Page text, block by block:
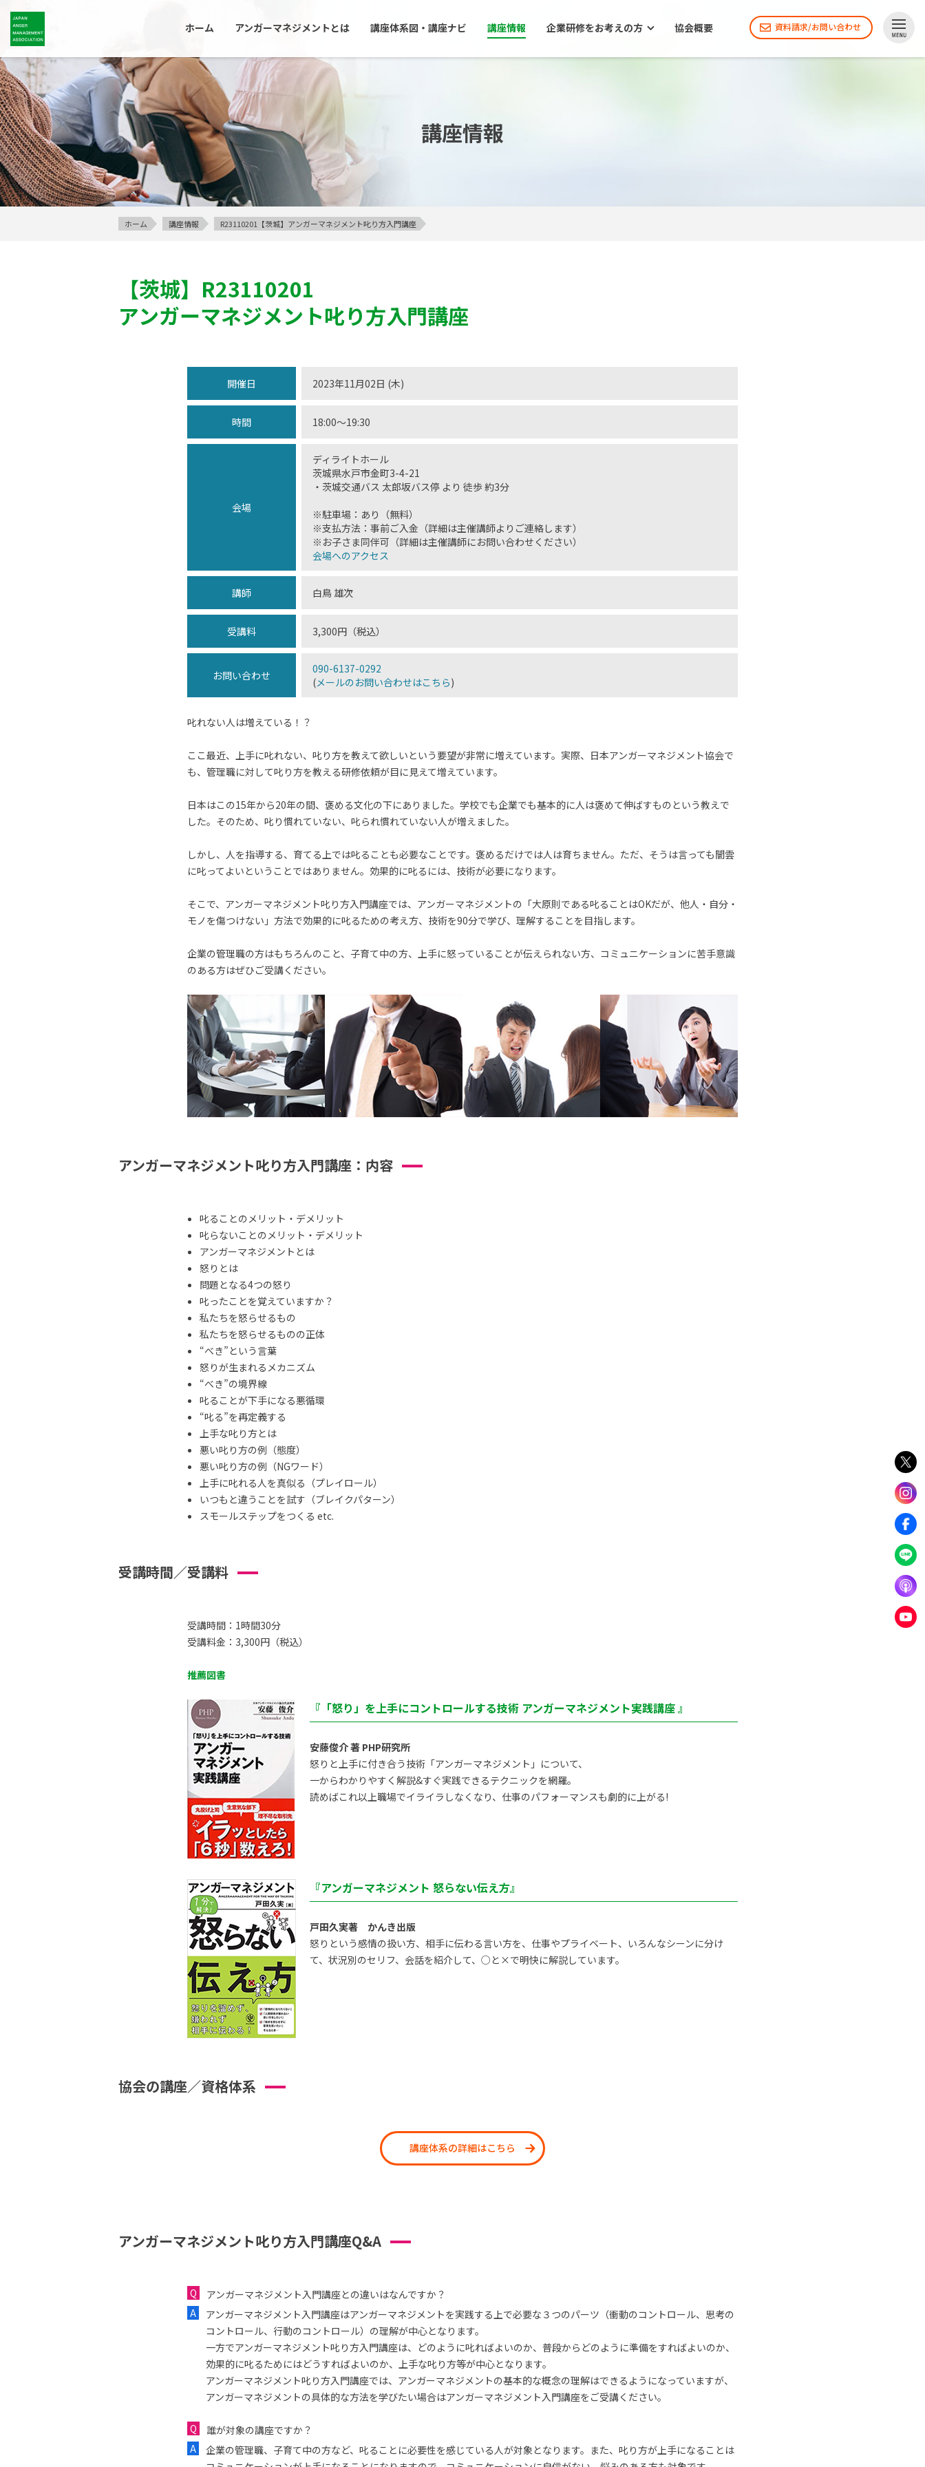
ホーム アンガーマネジメントとは 講座体系図・講座ナビ 講座情報 企業研修をお考えの方 協会概要 資料請求/お問い合わせ
講座情報
ホーム 講座情報 R23110201【茨城】アンガーマネジメント叱り方入門講座
【茨城】 R23110201
アンガーマネジメント叱り方入門講座
開催日 2023年11月02日 (木)
時間 18:00〜19:30
会場
ディライトホール
茨城県水戸市金町3-4-21
・茨城交通バス 太郎坂バス停 より 徒歩 約3分
※駐車場：あり（無料）
※支払方法：事前ご入金（詳細は主催講師よりご連絡します）
※お子さま同伴可（詳細は主催講師にお問い合わせください）
会場へのアクセス
講師 白鳥 雄次
受講料 3,300円（税込）
お問い合わせ
090-6137-0292
(メールのお問い合わせはこちら)
叱れない人は増えている！？
ここ最近、上手に叱れない、叱り方を教えて欲しいという要望が非常に増えています。実際、日本アンガーマネジメント協会で
も、管理職に対して叱り方を教える研修依頼が目に見えて増えています。
日本はこの15年から20年の間、褒める文化の下にありました。学校でも企業でも基本的に人は褒めて伸ばすものという教えで
した。そのため、叱り慣れていない、叱られ慣れていない人が増えました。
しかし、人を指導する、育てる上では叱ることも必要なことです。褒めるだけでは人は育ちません。ただ、そうは言っても闇雲
に叱ってよいということではありません。効果的に叱るには、技術が必要になります。
そこで、アンガーマネジメント叱り方入門講座では、アンガーマネジメントの「大原則である叱ることはOKだが、他人・自分・
モノを傷つけない」方法で効果的に叱るための考え方、技術を90分で学び、理解することを目指します。
企業の管理職の方はもちろんのこと、子育て中の方、上手に怒っていることが伝えられない方、コミュニケーションに苦手意識
のある方はぜひご受講ください。
アンガーマネジメント叱り方入門講座：内容
叱ることのメリット・デメリット
叱らないことのメリット・デメリット
アンガーマネジメントとは
怒りとは
問題となる4つの怒り
叱ったことを覚えていますか？
私たちを怒らせるもの
私たちを怒らせるものの正体
“べき”という言葉
怒りが生まれるメカニズム
“べき”の境界線
叱ることが下手になる悪循環
“叱る”を再定義する
上手な叱り方とは
悪い叱り方の例（態度）
悪い叱り方の例（NGワード）
上手に叱れる人を真似る（プレイロール）
いつもと違うことを試す（ブレイクパターン）
スモールステップをつくる etc.
受講時間／受講料
受講時間：1時間30分
受講料金：3,300円（税込）
推薦図書
『「怒り」を上手にコントロールする技術 アンガーマネジメント実践講座 』
安藤俊介 著 PHP研究所
怒りと上手に付き合う技術「アンガーマネジメント」について、
一からわかりやすく解説&すぐ実践できるテクニックを網羅。
読めばこれ以上職場でイライラしなくなり、仕事のパフォーマンスも劇的に上がる!
『アンガーマネジメント 怒らない伝え方』
戸田久実著 かんき出版
怒りという感情の扱い方、相手に伝わる言い方を、仕事やプライベート、いろんなシーンに分け
て、状況別のセリフ、会話を紹介して、○と×で明快に解説しています。
協会の講座／資格体系
講座体系の詳細はこちら
アンガーマネジメント叱り方入門講座Q&A
アンガーマネジメント入門講座との違いはなんですか？
アンガーマネジメント入門講座はアンガーマネジメントを実践する上で必要な３つのパーツ（衝動のコントロール、思考の
コントロール、行動のコントロール）の理解が中心となります。
一方でアンガーマネジメント叱り方入門講座は、どのように叱ればよいのか、普段からどのように準備をすればよいのか、
効果的に叱るためにはどうすればよいのか、上手な叱り方等が中心となります。
アンガーマネジメント叱り方入門講座では、アンガーマネジメントの基本的な概念の理解はできるようになっていますが、
アンガーマネジメントの具体的な方法を学びたい場合はアンガーマネジメント入門講座をご受講ください。
誰が対象の講座ですか？
企業の管理職、子育て中の方など、叱ることに必要性を感じている人が対象となります。また、叱り方が上手になることは